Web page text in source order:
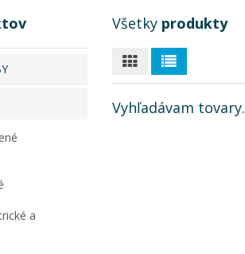
a
Všetkyprodukty
Vyhľadávam tovary.